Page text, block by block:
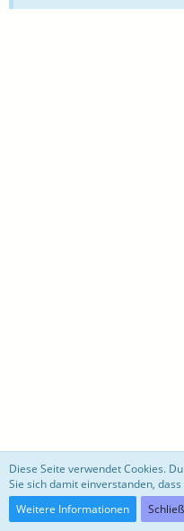
motoblog
Community-
Diese Seite verwendet Cookies.
Sie sich damit einverstanden,
Weitere Informationen